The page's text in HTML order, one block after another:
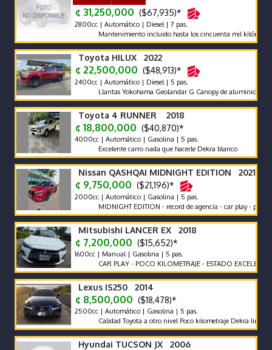
¢ 31,250,000 ($67,935)*
2800cc | Automático | Diesel | 7 pas.
Mantenimiento incluido hasta los cincuenta mil kilómetros.
Toyota HILUX 2022
¢ 22,500,000 ($48,913)*
2400cc | Automático | Diesel | 5 pas.
Llantas Yokohama Geolandar G Canopy de aluminio Snorkel
Toyota 4 RUNNER 2018
¢ 18,800,000 ($40,870)*
4000cc | Automático | Gasolina | 5 pas.
Excelente carro nada que hacerle Dekra blanco
Nissan QASHQAI MIDNIGHT EDITION 2021
¢ 9,750,000 ($21,196)*
2000cc | Automático | Gasolina | 5 pas.
MIDNIGHT EDITION - record de agencia - car play - poco km
Mitsubishi LANCER EX 2018
¢ 7,200,000 ($15,652)*
1600cc | Manual | Gasolina | 5 pas.
CAR PLAY - POCO KILOMETRAJE - ESTADO EXCELENTE -
Lexus IS250 2014
¢ 8,500,000 ($18,478)*
2500cc | Automático | Gasolina | 5 pas.
Calidad Toyota a otro nivel Poco kilometraje Dekra limpio Full
Hyundai TUCSON JX 2006